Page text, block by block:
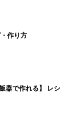
作り方
器で作れる】 レシ